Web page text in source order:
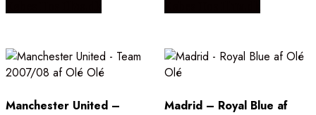
Manchester United –
Madrid – Royal Blue af